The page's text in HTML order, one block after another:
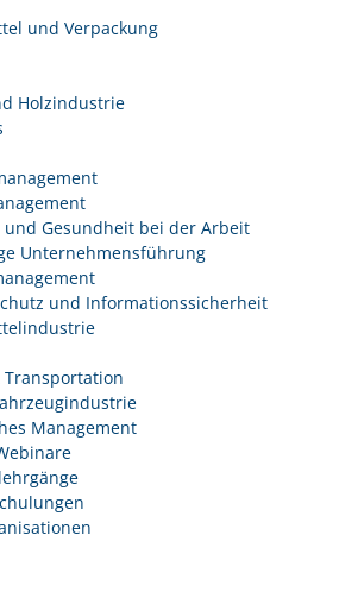
und Verpackung
Holzindustrie
und Gesundheit bei der Arbeit
Unternehmensführung
und Informationssicherheit
Management